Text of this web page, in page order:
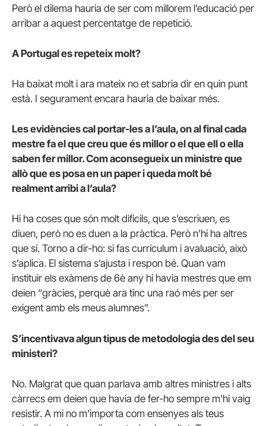
Però el dilema hauria de ser com millorem l’educació per
arribar a aquest percentatge de repetició.
A Portugal es repeteix molt?
Ha baixat molt i ara mateix no et sabria dir en quin punt
està. I segurament encara hauria de baixar més.
Les evidències cal portar-les a l’aula, on al final cada
mestre fa el que creu que és millor o el que ell o ella
saben fer millor. Com aconsegueix un ministre que
allò que es posa en un paper i queda molt bé
realment arribi a l’aula?
Hi ha coses que són molt difícils, que s’escriuen, es
diuen, però no es duen a la pràctica. Però n’hi ha altres
que sí. Torno a dir-ho: si fas currículum i avaluació, això
s’aplica. El sistema s’ajusta i respon bé. Quan vam
instituir els exàmens de 6è any hi havia mestres que em
deien “gràcies, perquè ara tinc una raó més per ser
exigent amb els meus alumnes”.
S’incentivava algun tipus de metodologia des del seu
ministeri?
No. Malgrat que quan parlava amb altres ministres i alts
càrrecs em deien que havia de fer-ho sempre m’hi vaig
resistir. A mi no m’importa com ensenyes als teus